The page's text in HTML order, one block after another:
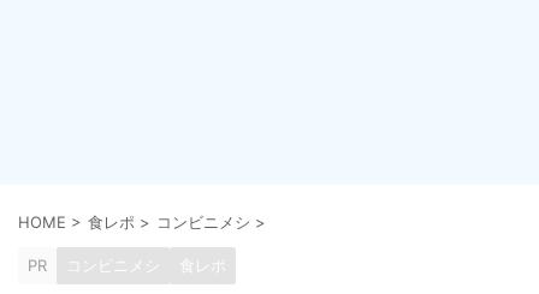
HOME > 食レポ > コンビニメシ >
PR コンビニメシ 食レポ